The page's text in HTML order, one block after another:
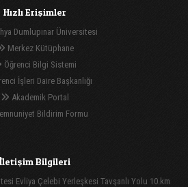
Hızlı Erişimler
Dumlupınar Üniversitesi
Merkez Kütüphane
Öğrenci Bilgi Sistemi
İşleri Daire Başkanlığı
Akademik Portal
Bildirim Formu
İletişim Bilgileri
Evliya Çelebi Yerleşkesi Tavşanlı Yolu 10.km